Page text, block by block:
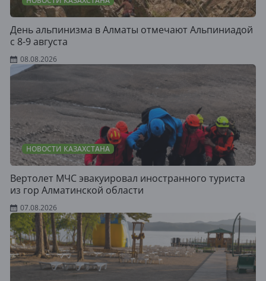
День альпинизма в Алматы отмечают Альпиниадой
с 8-9 августа
08.08.2026
НОВОСТИ КАЗАХСТАНА
Вертолет МЧС эвакуировал иностранного туриста
из гор Алматинской области
07.08.2026